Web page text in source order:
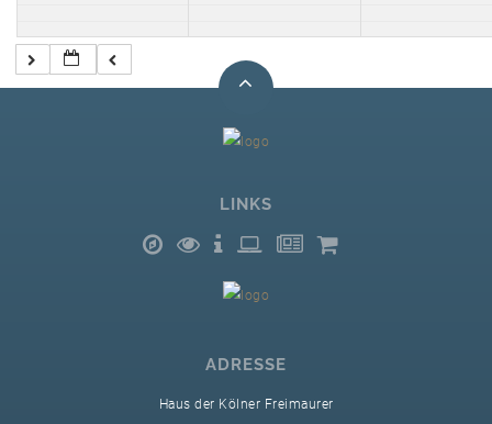
LINKS
ADRESSE
Haus der Kölner Freimaurer